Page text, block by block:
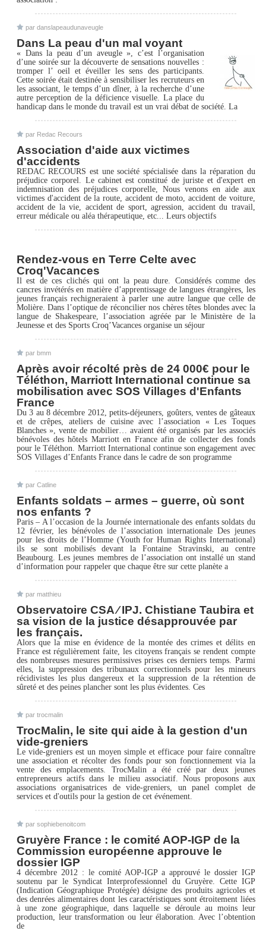
par danslapeaudunaveugle
Dans La peau d'un mal voyant
« Dans la peau d’un aveugle », c’est l’organisation
d’une soirée sur la découverte de sensations nouvelles :
tromper l’ oeil et éveiller les sens des participants.
Cette soirée était destinée à sensibiliser les recruteurs en
les associant, le temps d’un dîner, à la recherche d’une
autre perception de la déficience visuelle. La place du
handicap dans le monde du travail est un vrai débat de société. La
par Redac Recours
Association d'aide aux victimes
d'accidents
REDAC RECOURS est une société spécialisée dans la réparation du
préjudice corporel. Le cabinet est constitué de juriste et d'expert en
indemnisation des préjudices corporelle, Nous venons en aide aux
victimes d'accident de la route, accident de moto, accident de voiture,
accident de la vie, accident de sport, agression, accident du travail,
erreur médicale ou aléa thérapeutique, etc... Leurs objectifs
Rendez-vous en Terre Celte avec
Croq'Vacances
Il est de ces clichés qui ont la peau dure. Considérés comme des
cancres invétérés en matière d’apprentissage de langues étrangères, les
jeunes français rechigneraient à parler une autre langue que celle de
Molière. Dans l’optique de réconcilier nos chères têtes blondes avec la
langue de Shakespeare, l’association agréée par le Ministère de la
Jeunesse et des Sports Croq’Vacances organise un séjour
par bmm
Après avoir récolté près de 24 000€ pour le
Téléthon, Marriott International continue sa
mobilisation avec SOS Villages d'Enfants
France
Du 3 au 8 décembre 2012, petits-déjeuners, goûters, ventes de gâteaux
et de crêpes, ateliers de cuisine avec l’association « Les Toques
Blanches », vente de mobilier… avaient été organisés par les associés
bénévoles des hôtels Marriott en France afin de collecter des fonds
pour le Téléthon. Marriott International continue son engagement avec
SOS Villages d’Enfants France dans le cadre de son programme
par Catline
Enfants soldats – armes – guerre, où sont
nos enfants ?
Paris – A l’occasion de la Journée internationale des enfants soldats du
12 février, les bénévoles de l’association internationale Des jeunes
pour les droits de l’Homme (Youth for Human Rights International)
ils se sont mobilisés devant la Fontaine Stravinski, au centre
Beaubourg. Les jeunes membres de l’association ont installé un stand
d’information pour rappeler que chaque être sur cette planète a
par matthieu
Observatoire CSA ∕ IPJ. Chistiane Taubira et
sa vision de la justice désapprouvée par
les français.
Alors que la mise en évidence de la montée des crimes et délits en
France est régulièrement faite, les citoyens français se rendent compte
des nombreuses mesures permissives prises ces derniers temps. Parmi
elles, la suppression des tribunaux correctionnels pour les mineurs
récidivistes les plus dangereux et la suppression de la rétention de
sûreté et des peines plancher sont les plus évidentes. Ces
par trocmalin
TrocMalin, le site qui aide à la gestion d'un
vide-greniers
Le vide-greniers est un moyen simple et efficace pour faire connaître
une association et récolter des fonds pour son fonctionnement via la
vente des emplacements. TrocMalin a été créé par deux jeunes
entrepreneurs actifs dans le milieu associatif. Nous proposons aux
associations organisatrices de vide-greniers, un panel complet de
services et d'outils pour la gestion de cet événement.
par sophiebenoitcom
Gruyère France : le comité AOP-IGP de la
Commission européenne approuve le
dossier IGP
4 décembre 2012 : le comité AOP-IGP a approuvé le dossier IGP
soutenu par le Syndicat Interprofessionnel du Gruyère. Cette IGP
(Indication Géographique Protégée) désigne des produits agricoles et
des denrées alimentaires dont les caractéristiques sont étroitement liées
à une zone géographique, dans laquelle se déroule au moins leur
production, leur transformation ou leur élaboration. Avec l’obtention
de